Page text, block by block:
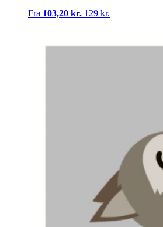
Fra 103,20 kr. 129 kr.